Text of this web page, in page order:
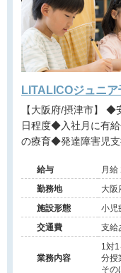
LITALICOジュニ
【大阪府/摂津市】 ◆安定法人◆小児経験不問◆年間休日120
日程度◆入社月に有
の療育◆発達障害児
給与
勤務地
大阪
施設形態
小児
ービ
交通費 支給
業務内容
1対
分授
その